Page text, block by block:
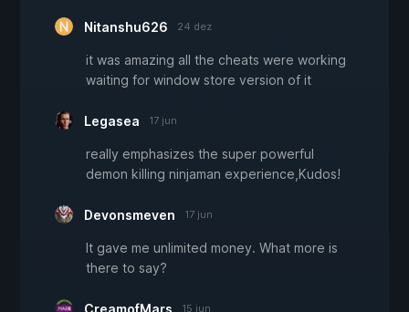
Nitanshu626 24 dez
it was amazing all the cheats were working
waiting for window store version of it
Legasea 17 jun
really emphasizes the super powerful
demon killing ninjaman experience,Kudos!
Devonsmeven 17 jun
It gave me unlimited money. What more is
there to say?
15 jun